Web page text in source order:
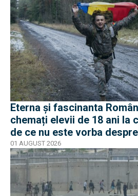
Eterna și fascinanta
chemați elevii de 18 ani la
de ce nu este vorba
01 AUGUST 2026